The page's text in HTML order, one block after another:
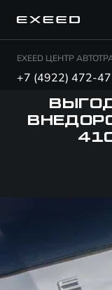
EXEED ЦЕНТР
+7 (4922) 472-